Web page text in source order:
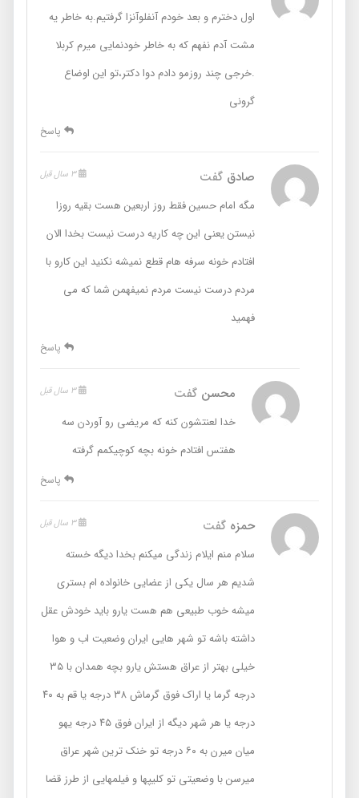
اول دخترم و بعد خودم آنفلوآنزا گرفتیم.به خاطر یه
مشت آدم نفهم که به خاطر خودنمایی میرم کربلا
.خرجی چند روزمو دادم دوا دکتر،تو این اوضاع
گرونی
پاسخ
صادقگفت
مگه امام حسین فقط روز اربعین هست بقیه روزا
نیستن یعنی این چه کاریه درست نیست بخدا الان
افتادم خونه سرفه هام قطع نمیشه نکنید این کارو با
مردم درست نیست مردم نمیفهمن شما که می
پاسخ
محسنگفت
خدا لعنتشون کنه که مریضی رو آوردن سه
هفتس افتادم خونه بچه کوچیکمم گرفته
پاسخ
حمزهگفت
سلام منم ایلام زندگی میکنم بخدا دیگه خسته
شدیم هر سال یکی از عضایی خانواده ام بستری
میشه خوب طبیعی هم هست یارو باید خودش عقل
داشته باشه تو شهر هایی ایران وضعیت اب و هوا
خیلی بهتر از عراق هستش یارو بچه همدان با ۳۵
درجه گرما یا اراک فوق گرماش ۳۸ درجه یا قم به ۴۰
درجه یا هر شهر دیگه از ایران فوق ۴۵ درجه یهو
میان میرن به ۶۰ درجه تو خنک ترین شهر عراق
میرسن با وضعیتی تو کلیپها و فیلمهایی از طرز قضا